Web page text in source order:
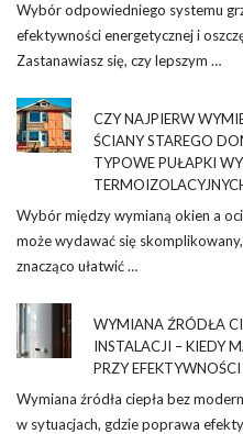
Wybór odpowiedniego systemu
efektywności energetycznej i
Zastanawiasz się, czy lepszym …
CZY NAJPIERW
ŚCIANY STAREGO
TYPOWE PUŁAPKI
Wybór między wymianą okien a
może wydawać się
znacząco ułatwić …
WYMIANA ŹRÓDŁA
INSTALACJI – KIEDY
PRZY
Wymiana źródła ciepła bez
w sytuacjach, gdzie poprawa